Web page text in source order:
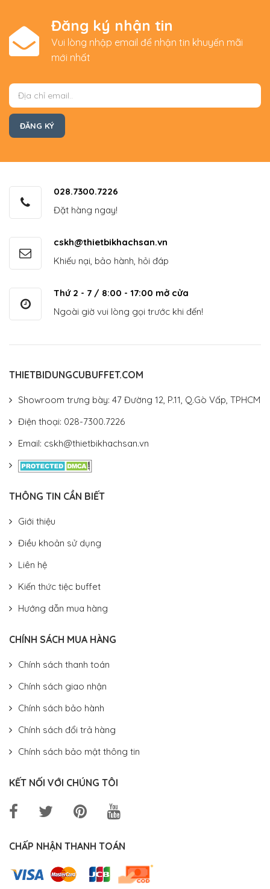
Đăng ký nhận tin
Vui lòng nhập email để nhận tin khuyến mãi
mới nhất
028.7300.7226
Đặt hàng ngay!
cskh@thietbikhachsan.vn
Khiếu nại, bảo hành, hỏi đáp
Thứ 2 - 7 / 8:00 - 17:00 mở cửa
Ngoài giờ vui lòng gọi trước khi đến!
THIETBIDUNGCUBUFFET.COM
Showroom trưng bày: 47 Đường 12, P.11, Q.Gò Vấp, TPHCM
Điện thoại: 028-7300.7226
Email: cskh@thietbikhachsan.vn
THÔNG TIN CẦN BIẾT
Giới thiệu
Điều khoản sử dụng
Liên hệ
Kiến thức tiệc buffet
Hướng dẫn mua hàng
CHÍNH SÁCH MUA HÀNG
Chính sách thanh toán
Chính sách giao nhận
Chính sách bảo hành
Chính sách đổi trả hàng
Chính sách bảo mật thông tin
KẾT NỐI VỚI CHÚNG TÔI
CHẤP NHẬN THANH TOÁN